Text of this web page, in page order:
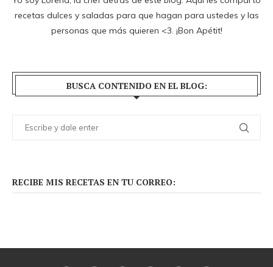
recetas dulces y saladas para que hagan para ustedes y las
personas que más quieren <3. ¡Bon Apétit!
BUSCA CONTENIDO EN EL BLOG:
RECIBE MIS RECETAS EN TU CORREO: